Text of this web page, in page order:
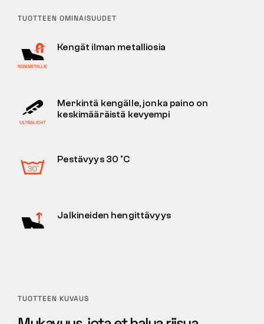
TUOTTEEN OMINAISUUDET
Kengät ilman metalliosia
Merkintä kengälle, jonka paino on
keskimääräistä kevyempi
Pestävyys 30 °C
Jalkineiden hengittävyys
TUOTTEEN KUVAUS